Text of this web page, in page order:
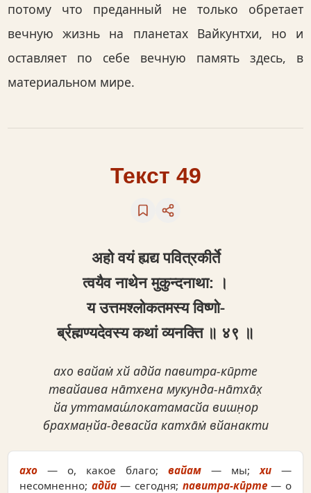
потому что преданный не только обретает
вечную жизнь на планетах Вайкунтхи, но и
оставляет по себе вечную память здесь, в
материальном мире.
Текст 49
अहो वयं ह्यद्य पवित्रकीर्ते
त्वयैव नाथेन मुकुन्दनाथा: ।
य उत्तमश्लोकतमस्य विष्णो-
र्ब्रह्मण्यदेवस्य कथां व्यनक्ति ॥ ४९ ॥
ахо вайам̇ хй адйа павитра-кӣрте
твайаива на̄тхена мукунда-на̄тха̄х̣
йа уттамаш́локатамасйа вишн̣ор
брахман̣йа-девасйа катха̄м̇ вйанакти
ахо — о, какое благо; вайам— мы;хи—
несомненно; адйа— сегодня; павитра-кӣрте— о